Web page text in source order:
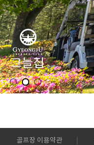
골프장 이용약관